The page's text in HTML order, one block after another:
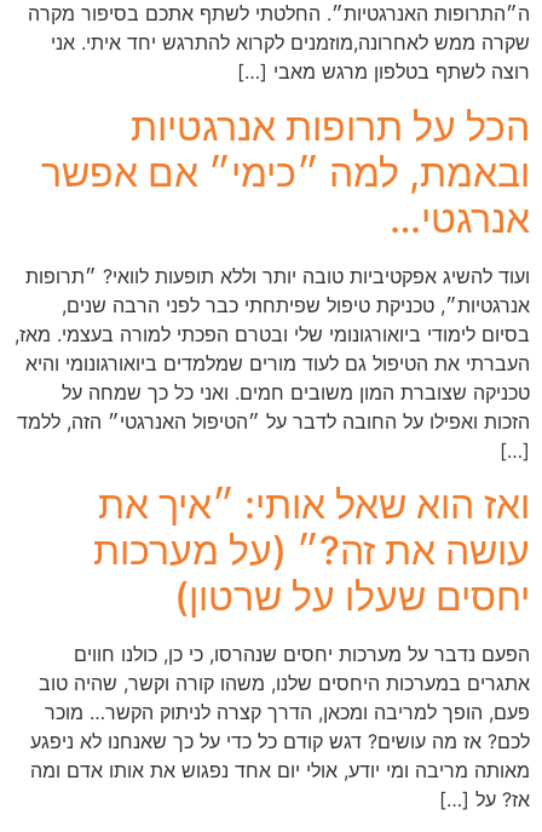
ה״התרופות האנרגטיות״. החלטתי לשתף אתכם בסיפור מקרה
שקרה ממש לאחרונה,מוזמנים לקרוא להתרגש יחד איתי. אני
רוצה לשתף בטלפון מרגש מאבי […]
הכל על תרופות אנרגטיות
ובאמת, למה ״כימי״ אם אפשר
אנרגטי…
ועוד להשיג אפקטיביות טובה יותר וללא תופעות לוואי? ״תרופות
אנרגטיות״, טכניקת טיפול שפיתחתי כבר לפני הרבה שנים,
בסיום לימודי ביואורגונומי שלי ובטרם הפכתי למורה בעצמי. מאז,
העברתי את הטיפול גם לעוד מורים שמלמדים ביואורגונומי והיא
טכניקה שצוברת המון משובים חמים. ואני כל כך שמחה על
הזכות ואפילו על החובה לדבר על ״הטיפול האנרגטי״ הזה, ללמד
[…]
ואז הוא שאל אותי: ״איך את
עושה את זה?״ (על מערכות
יחסים שעלו על שרטון)
הפעם נדבר על מערכות יחסים שנהרסו, כי כן, כולנו חווים
אתגרים במערכות היחסים שלנו, משהו קורה וקשר, שהיה טוב
פעם, הופך למריבה ומכאן, הדרך קצרה לניתוק הקשר… מוכר
לכם? אז מה עושים? דגש קודם כל כדי על כך שאנחנו לא ניפגע
מאותה מריבה ומי יודע, אולי יום אחד נפגוש את אותו אדם ומה
אז? על […]